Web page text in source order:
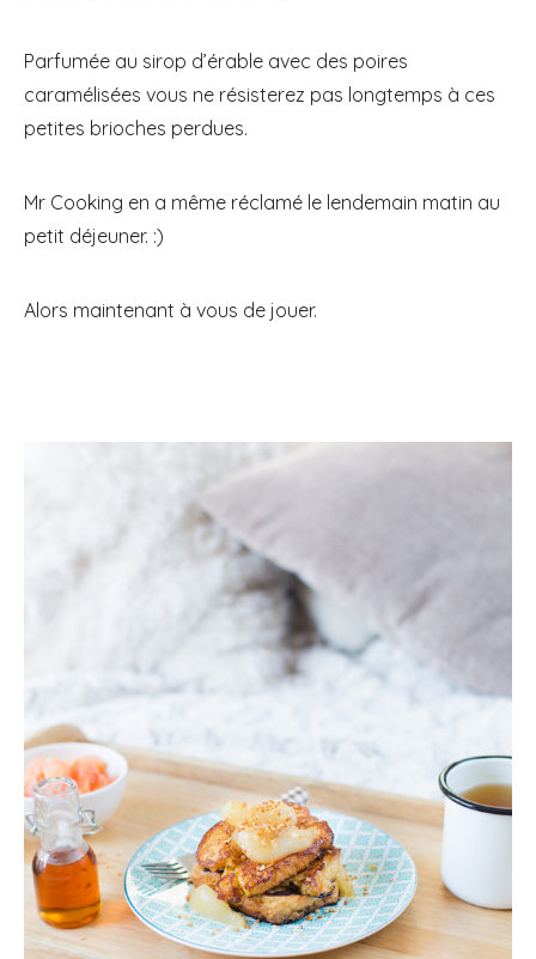
Parfumée au sirop d’érable avec des poires
caramélisées vous ne résisterez pas longtemps à ces
petites brioches perdues.
Mr Cooking en a même réclamé le lendemain matin au
petit déjeuner. :)
Alors maintenant à vous de jouer.